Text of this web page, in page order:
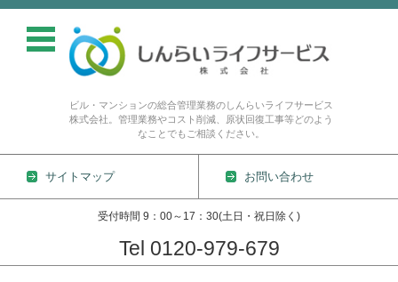
ビル・マンションの総合管理業務のしんらいライフサービス
株式会社。管理業務やコスト削減、原状回復工事等どのよう
なことでもご相談ください。
サイトマップ お問い合わせ
受付時間 9：00～17：30(土日・祝日除く)
Tel 0120-979-679
コンテンツに移動